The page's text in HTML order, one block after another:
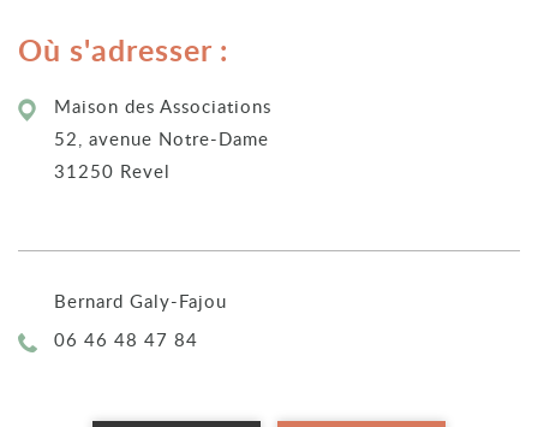
Où s'adresser :
Maison des Associations
52, avenue Notre-Dame
31250 Revel
Bernard Galy-Fajou
Téléphone :
06 46 48 47 84